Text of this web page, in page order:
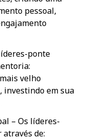
pessoal,
ponte
velho
investindo em sua
– Os líderes-
através de: